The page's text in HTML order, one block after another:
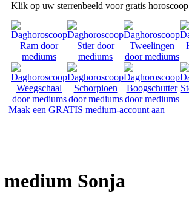
Klik op uw sterrenbeeld voor gratis
Maak een GRATIS medium-account aan
medium Sonja